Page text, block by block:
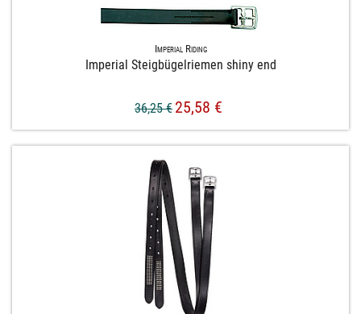
Imperial Riding
Imperial Steigbügelriemen shiny end
36,25 € 25,58 €